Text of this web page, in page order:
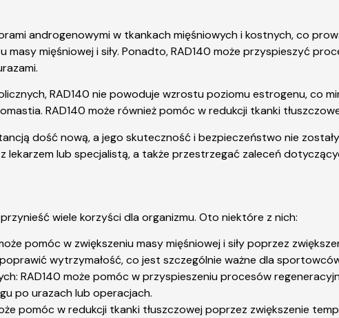
androgenowymi w tkankach mięśniowych i kostnych, co
mięśniowej i siły. Ponadto, RAD140 może przyspieszyć
RAD140 nie powoduje wzrostu poziomu estrogenu, co
RAD140 może również pomóc w redukcji tkanki
dość nową, a jego skuteczność i bezpieczeństwo nie
lekarzem lub specjalistą, a także przestrzegać zaleceń
wiele korzyści dla organizmu. Oto niektóre z nich:
pomóc w zwiększeniu masy mięśniowej i siły poprzez
wytrzymałość, co jest szczególnie ważne dla
RAD140 może pomóc w przyspieszeniu procesów
po urazach lub operacjach.
pomóc w redukcji tkanki tłuszczowej poprzez zwiększenie